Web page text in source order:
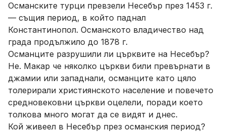
Османските турци превзели Несебър през 1453 г.
— същия период, в който паднал
Константинопол. Османското владичество над
града продължило до 1878 г.
Османците разрушили ли църквите на Несебър?
Не. Макар че няколко църкви били превърнати в
джамии или западнали, османците като цяло
толерирали християнското население и повечето
средновековни църкви оцелели, поради което
толкова много могат да се видят и днес.
Кой живеел в Несебър през османския период?